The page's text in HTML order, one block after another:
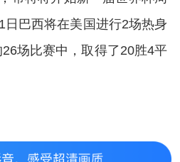
巴西将在美国进行2场热身
场比赛中，取得了20胜4平